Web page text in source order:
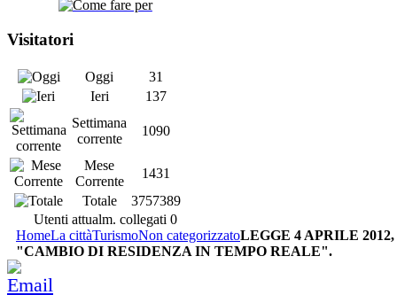
Visitatori
Oggi
31
Ieri
137
Settimana
corrente
1090
Mese
Corrente
1431
Totale
3757389
Utenti attualm. collegati 0
HomeLa cittàTurismoNon categorizzatoLEGGE 4 APRILE 2012,
"CAMBIO DI RESIDENZA IN TEMPO REALE".